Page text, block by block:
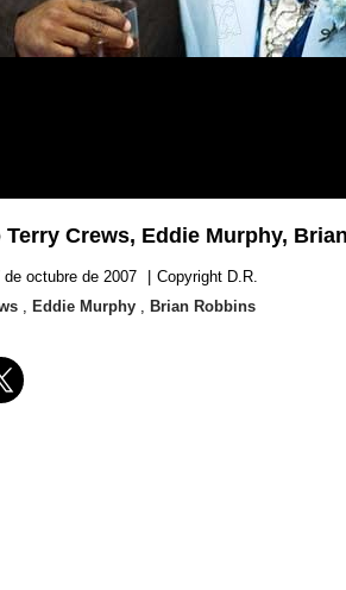
Crews, Eddie Murphy,
octubre de 2007
Copyright D.R.
, Eddie Murphy , Brian Robbins